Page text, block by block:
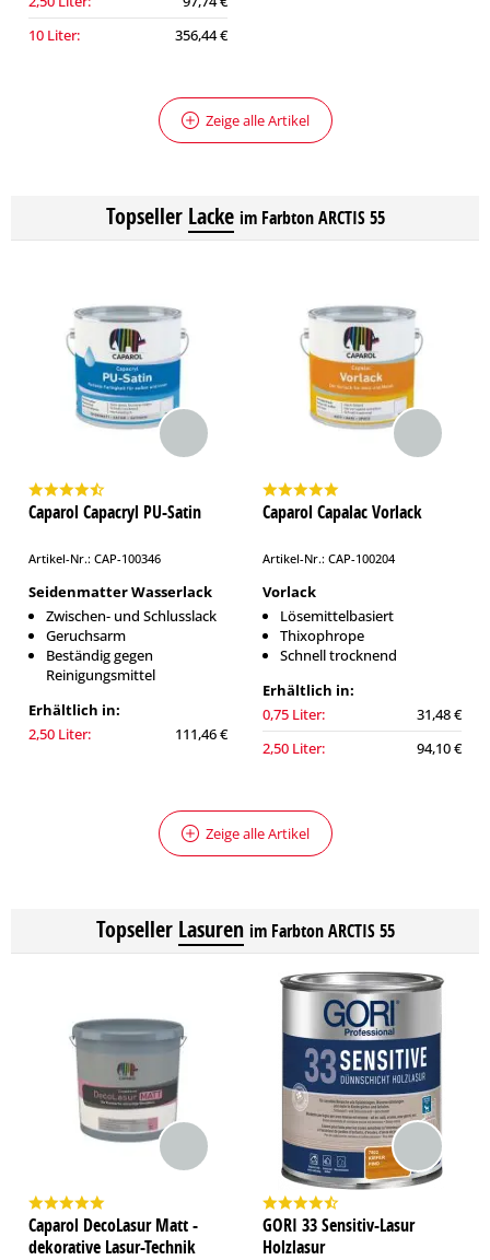
10 Liter:
356,44 €
Zeige alle Artikel
Topseller Lacke im Farbton ARCTIS 55
Caparol Capacryl PU-Satin
Artikel-Nr.: CAP-100346
Seidenmatter Wasserlack
Zwischen- und Schlusslack
Geruchsarm
Beständig gegen
Reinigungsmittel
Erhältlich in:
2,50 Liter:
111,46 €
Caparol Capalac Vorlack
Artikel-Nr.: CAP-100204
Vorlack
Lösemittelbasiert
Thixophrope
Schnell trocknend
Erhältlich in:
0,75 Liter:
31,48 €
2,50 Liter:
94,10 €
Zeige alle Artikel
Topseller Lasuren im Farbton ARCTIS 55
Caparol DecoLasur Matt -
dekorative Lasur-Technik
GORI 33 Sensitiv-Lasur
Holzlasur